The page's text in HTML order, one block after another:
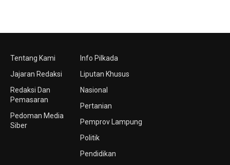
Tentang Kami
Jajaran Redaksi
Redaksi Dan
Pemasaran
Pedoman Media
Siber
Info Pilkada
Liputan Khusus
Nasional
Pertanian
Pemprov Lampung
Politik
Pendidikan